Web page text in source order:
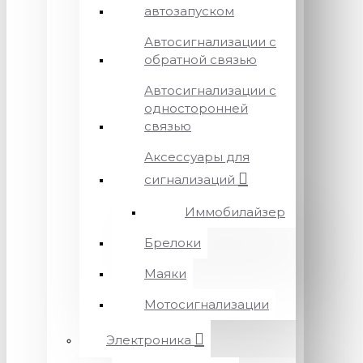
автозапуском
Автосигнализации с
обратной связью
Автосигнализации с
односторонней
связью
Аксессуары для
сигнализаций
Иммобилайзер
Брелоки
Маяки
Мотосигнализации
Электроника